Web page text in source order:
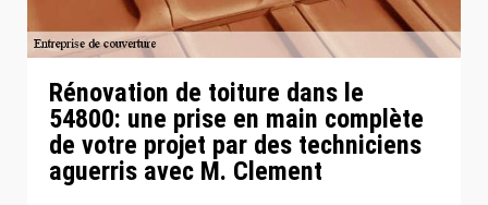
Rénovation de toiture dans le
54800: une prise en main complète
de votre projet par des techniciens
aguerris avec M. Clement